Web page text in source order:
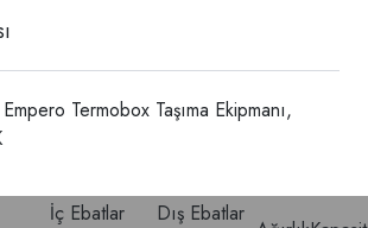
Taşıma Ekipmanı,
İç Ebatlar
Dış Ebatlar